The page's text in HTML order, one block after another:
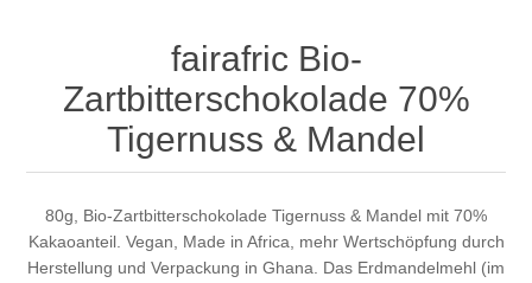
fairafric Bio-
Zartbitterschokolade 70%
Tigernuss & Mandel
80g, Bio-Zartbitterschokolade Tigernuss & Mandel mit 70%
Kakaoanteil. Vegan, Made in Africa, mehr Wertschöpfung durch
Herstellung und Verpackung in Ghana. Das Erdmandelmehl (im